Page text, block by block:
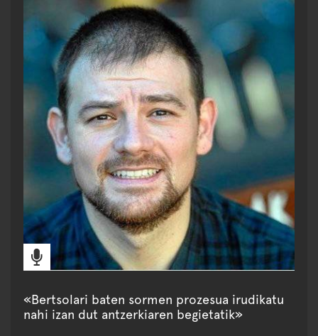
«Bertsolari baten sormen prozesua irudikatu
nahi izan dut antzerkiaren begietatik»